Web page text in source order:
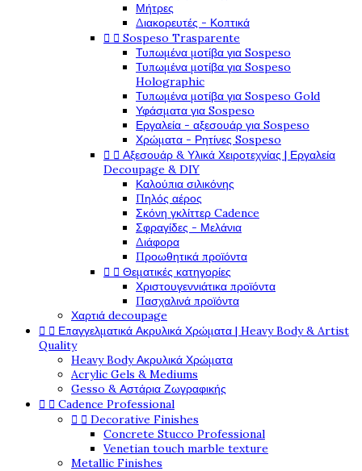
Μήτρες
Διακορευτές - Κοπτικά
  Sospeso Trasparente
Τυπωμένα μοτίβα για Sospeso
Τυπωμένα μοτίβα για Sospeso
Holographic
Τυπωμένα μοτίβα για Sospeso Gold
Υφάσματα για Sospeso
Εργαλεία - αξεσουάρ για Sospeso
Χρώματα - Ρητίνες Sospeso
  Αξεσουάρ & Υλικά Χειροτεχνίας | Εργαλεία
Decoupage & DIY
Καλούπια σιλικόνης
Πηλός αέρος
Σκόνη γκλίττερ Cadence
Σφραγίδες - Μελάνια
Διάφορα
Προωθητικά προϊόντα
  Θεματικές κατηγορίες
Χριστουγεννιάτικα προϊόντα
Πασχαλινά προϊόντα
Χαρτιά decoupage
  Επαγγελματικά Ακρυλικά Χρώματα | Heavy Body & Artist
Quality
Heavy Body Ακρυλικά Χρώματα
Acrylic Gels & Mediums
Gesso & Αστάρια Ζωγραφικής
  Cadence Professional
  Decorative Finishes
Concrete Stucco Professional
Venetian touch marble texture
Metallic Finishes